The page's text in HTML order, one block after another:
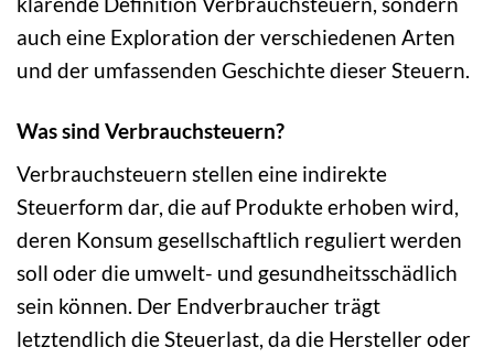
auch eine Exploration der verschiedenen Arten
und der umfassenden Geschichte dieser Steuern.
Was sind Verbrauchsteuern?
Verbrauchsteuern stellen eine indirekte
Steuerform dar, die auf Produkte erhoben wird,
deren Konsum gesellschaftlich reguliert werden
soll oder die umwelt- und gesundheitsschädlich
sein können. Der Endverbraucher trägt
letztendlich die Steuerlast, da die Hersteller oder